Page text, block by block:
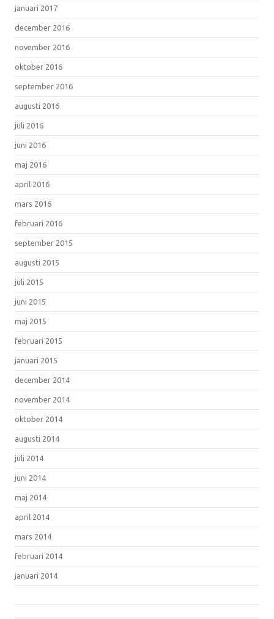
januari 2017
december 2016
november 2016
oktober 2016
september 2016
augusti 2016
juli 2016
juni 2016
maj 2016
april 2016
mars 2016
februari 2016
september 2015
augusti 2015
juli 2015
juni 2015
maj 2015
februari 2015
januari 2015
december 2014
november 2014
oktober 2014
augusti 2014
juli 2014
juni 2014
maj 2014
april 2014
mars 2014
februari 2014
januari 2014